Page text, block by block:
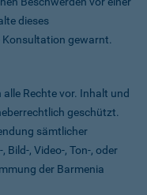
dieses
gewarnt.
Rechte vor. Inhalt und
geschützt.
sämtlicher
Bild-, Video-, Ton-, oder
der Barmenia